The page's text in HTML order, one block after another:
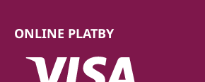
ONLINE PLATBY